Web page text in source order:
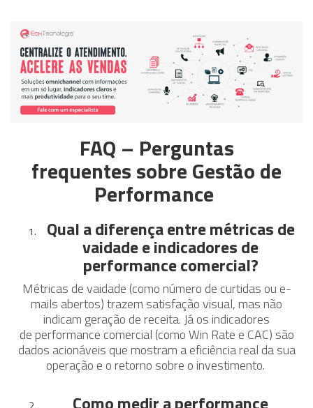
FAQ – Perguntas
frequentessobre Gestão de
Performance
Qual a diferença entre métricas de
vaidade e indicadores de
performance comercial?
Métricas de vaidade (como número de curtidas ou e-
mails abertos) trazem satisfação visual, mas não
indicam geração de receita. Já os indicadores
de performance comercial (como Win Rate e CAC) são
dados acionáveis que mostram a eficiência real da sua
operação e o retorno sobre o investimento.
Como medir a performance